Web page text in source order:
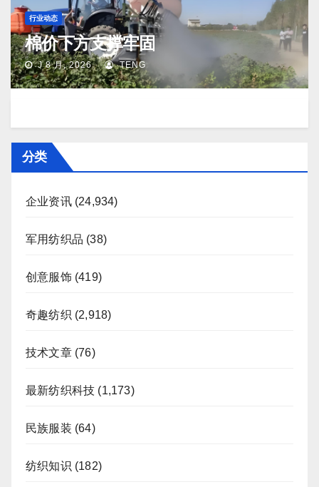
行业动态
棉价下方支撑牢固
J 8 月, 2026 TENG
分类
企业资讯(24,934)
军用纺织品 (38)
创意服饰(419)
奇趣纺织 (2,918)
技术文章(76)
最新纺织科技 (1,173)
民族服装 (64)
纺织知识 (182)